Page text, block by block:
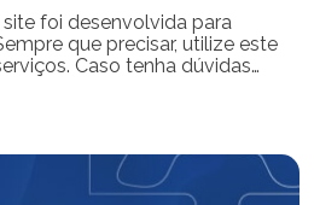
foi desenvolvida para
que precisar, utilize este
Caso tenha dúvidas